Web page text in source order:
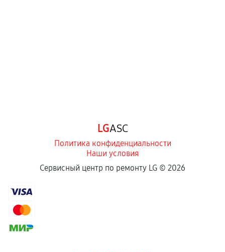
отдельных условиях.
Если комплектующие куплены
сохраняться полностью или частично, если
соблюдены следующие условия:
LGASC
Политика конфиденциальности
Наши условия
Сервисный центр по ремонту LG © 2026